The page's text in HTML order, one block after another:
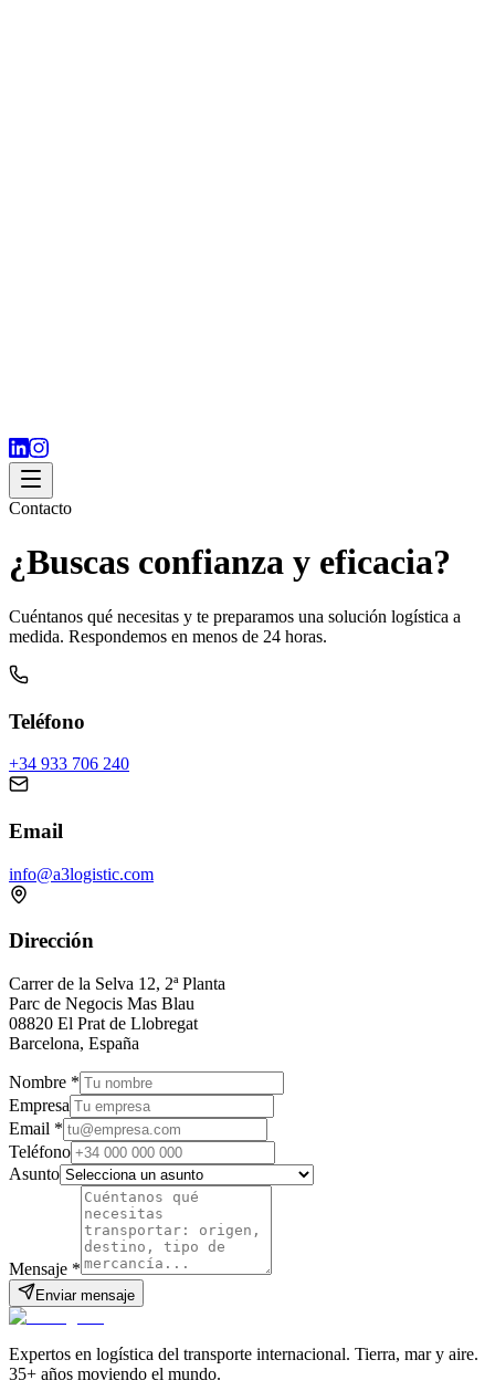
Contacto
¿Buscas confianza y eficacia?
Cuéntanos qué necesitas y te preparamos una solución logística a
medida. Respondemos en menos de 24 horas.
Teléfono
+34 933 706 240
Email
info@a3logistic.com
Dirección
Carrer de la Selva 12, 2ª Planta
Parc de Negocis Mas Blau
08820 El Prat de Llobregat
Barcelona, España
Nombre *
Empresa
Email *
Teléfono
Asunto
Mensaje *
Enviar mensaje
Expertos en logística del transporte internacional. Tierra, mar y aire.
35+ años moviendo el mundo.